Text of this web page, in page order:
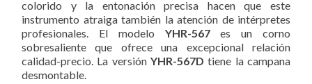
colorido y la entonación precisa hacen que este
instrumento atraiga también la atención de intérpretes
profesionales. El modelo YHR-567es un corno
sobresaliente que ofrece una excepcional relación
calidad-precio. La versión YHR-567D tiene la campana
desmontable.